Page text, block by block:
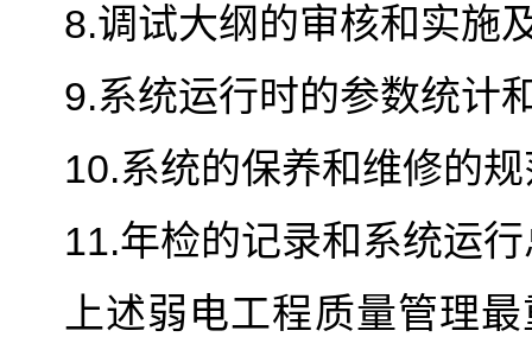
8.调试大纲的审核和实施
9.系统运行时的参数统计
10.系统的保养和维修的
11.年检的记录和系统运
上述弱电工程质量管理